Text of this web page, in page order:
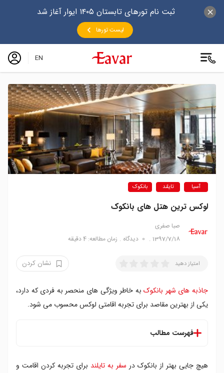
ثبت نام تورهای تابستان ۱۴۰۵ ایوار آغاز شد
لیست تورها
EN
آسیا تایلند بانکوک
لوکس ترین هتل های بانکوک
صبا صفری
1397/7/18
0 دیدگاه زمان مطالعه: 4 دقیقه
امتیاز دهید نشان کردن
جاذبه های شهر بانکوکبه خاطر ویژگی های منحصر به فردی که دارد،
یکی از بهترین مقاصد برای تجربه اقامتی لوکس محسوب می شود.
فهرست مطالب
اوکورا پرستیژ بانکوک
هیچ جایی بهتر از بانکوک در سفر به تایلند برای تجربه کردن اقامت و